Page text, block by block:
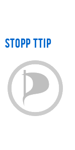
Stopp TTIP